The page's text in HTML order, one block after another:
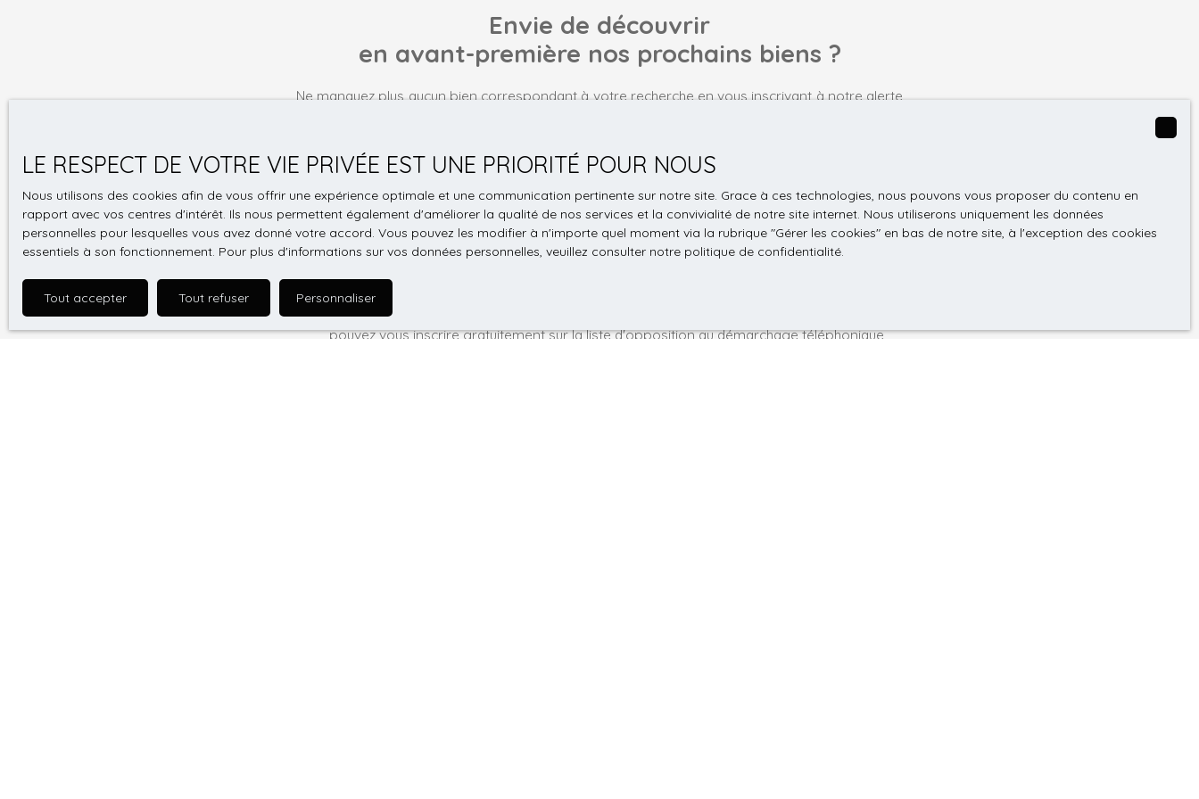
repreneur). - 14 % de rentabilité, revenus immédiats, aucun coût de travaux à intégrer, produit
pensé pour un investisseur recherchant une rente existante, pas un projet de rénovation
Diagnostics : - Excellents DPE : D pour les 3 appartements, pas d’amiante, aucune anomalie.
Ne manquez pas cette opportunité rare ! Contactez-nous dès aujourd’hui pour tout
Envie de découvrir
en avant-première nos prochains biens ?
Ne manquez plus aucun bien correspondant à votre recherche en vous inscrivant à notre alerte
Prénom Nom
Vente
Type d'offre
Immeuble
Type de bien
Schiltigheim (67300)
Localisation
Budget max (€) Surface min (m²) Surface max (m²)
J'accepte le traitement de mes données personnelles conformément au RGPD. Si vous ne
souhaitez pas faire l'objet de prospection commerciale par voie téléphonique, vous
pouvez vous inscrire gratuitement sur la liste d'opposition au démarchage téléphonique,
LE RESPECT DE VOTRE VIE PRIVÉE EST UNE PRIORITÉ POUR NOUS
Nous utilisons des cookies afin de vous offrir une expérience optimale et une communication pertinente sur notre site. Grace à ces technologies, nous pouvons vous proposer du contenu en
rapport avec vos centres d'intérêt. Ils nous permettent également d'améliorer la qualité de nos services et la convivialité de notre site internet. Nous utiliserons uniquement les données
personnelles pour lesquelles vous avez donné votre accord. Vous pouvez les modifier à n'importe quel moment via la rubrique ″Gérer les cookies″ en bas de notre site, à l'exception des cookies
essentiels à son fonctionnement. Pour plus d'informations sur vos données personnelles, veuillez consulter notre politique de confidentialité.
Tout accepter Tout refuser Personnaliser